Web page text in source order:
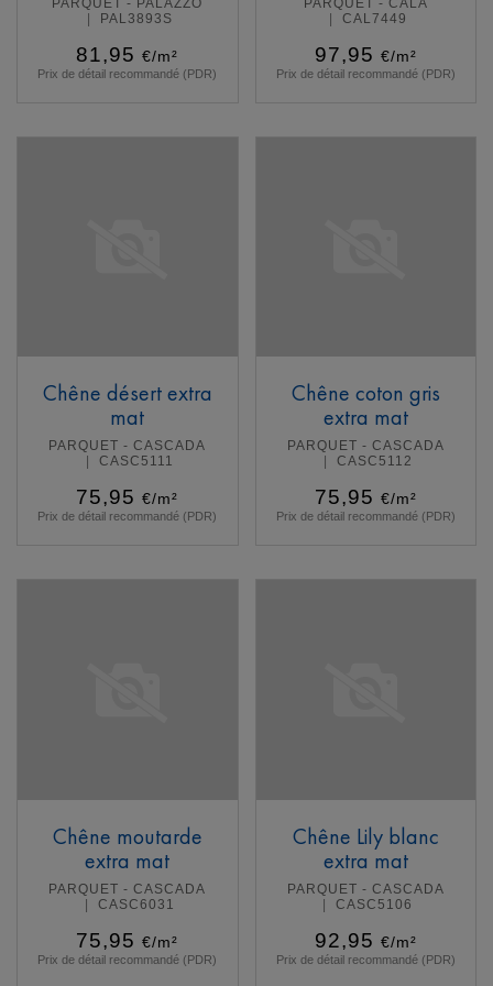
PAL3893S
81,95 €/m²
Prix de détail recommandé (PDR)
CAL7449
97,95 €/m²
Prix de détail recommandé (PDR)
Chêne désert extra
mat
PARQUET - CASCADA
CASC5111
75,95 €/m²
Prix de détail recommandé (PDR)
Chêne coton gris
extra mat
PARQUET - CASCADA
CASC5112
75,95 €/m²
Prix de détail recommandé (PDR)
Chêne moutarde
extra mat
PARQUET - CASCADA
CASC6031
75,95 €/m²
Prix de détail recommandé (PDR)
Chêne Lily blanc
extra mat
PARQUET - CASCADA
CASC5106
92,95 €/m²
Prix de détail recommandé (PDR)